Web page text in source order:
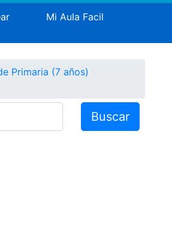
Mi Aula Facil
Primaria (7 años)
Buscar